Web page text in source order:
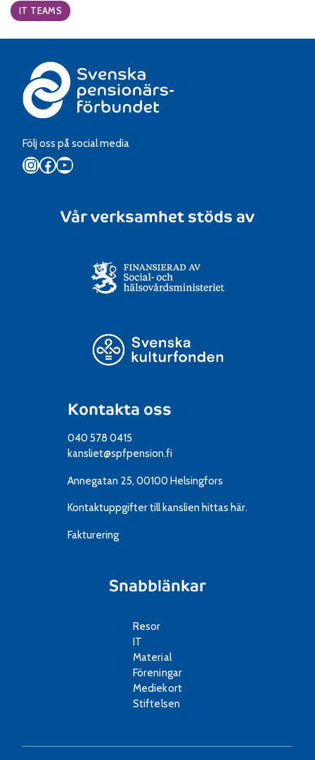
Categories:
IT TEAMS
Följ oss på social media
Instagram
Facebook
YouTube
Kontakta oss
040 578 0415
kansliet@spfpension.fi
Annegatan 25, 00100 Helsingfors
Kontaktuppgifter till kanslien hittas här.
Fakturering
Snabblänkar
Resor
IT
Material
Föreningar
Mediekort
Stiftelsen
Vår verksamhet stöds av